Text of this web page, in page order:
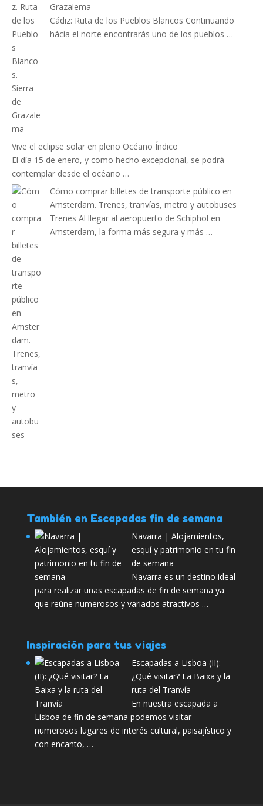
Grazalema
Cádiz: Ruta de los Pueblos Blancos Continuando
hácia el norte encontrarás uno de los pueblos …
Vive el eclipse solar en pleno Océano Índico
El día 15 de enero, y como hecho excepcional, se podrá
contemplar desde el océano …
Cómo comprar billetes de transporte público en
Amsterdam. Trenes, tranvías, metro y autobuses
Trenes Al llegar al aeropuerto de Schiphol en
Amsterdam, la forma más segura y más …
También en Escapadas fin de semana
Navarra | Alojamientos,
esquí y patrimonio en tu fin
de semana
Navarra es un destino ideal
para realizar unas escapadas de fin de semana ya
que reúne numerosos y variados atractivos …
Inspiración para tus viajes
Escapadas a Lisboa (II):
¿Qué visitar? La Baixa y la
ruta del Tranvía
En nuestra escapada a
Lisboa de fin de semana podemos visitar
numerosos lugares de interés cultural, paisajístico y
con encanto, …